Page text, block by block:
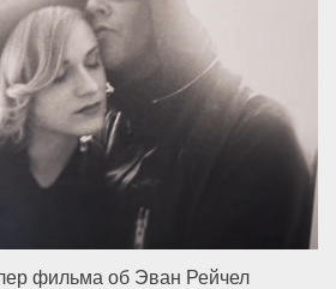
фильма об Эван Рейчел